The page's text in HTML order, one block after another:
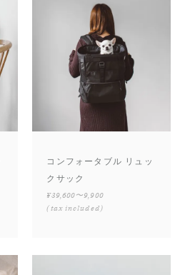
コンフォータブル リュッ
クサック
¥39,600〜9,900
(tax included)